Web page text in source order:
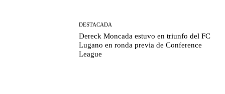
DESTACADA
Dereck Moncada estuvo en triunfo del FC
Lugano en ronda previa de Conference
League